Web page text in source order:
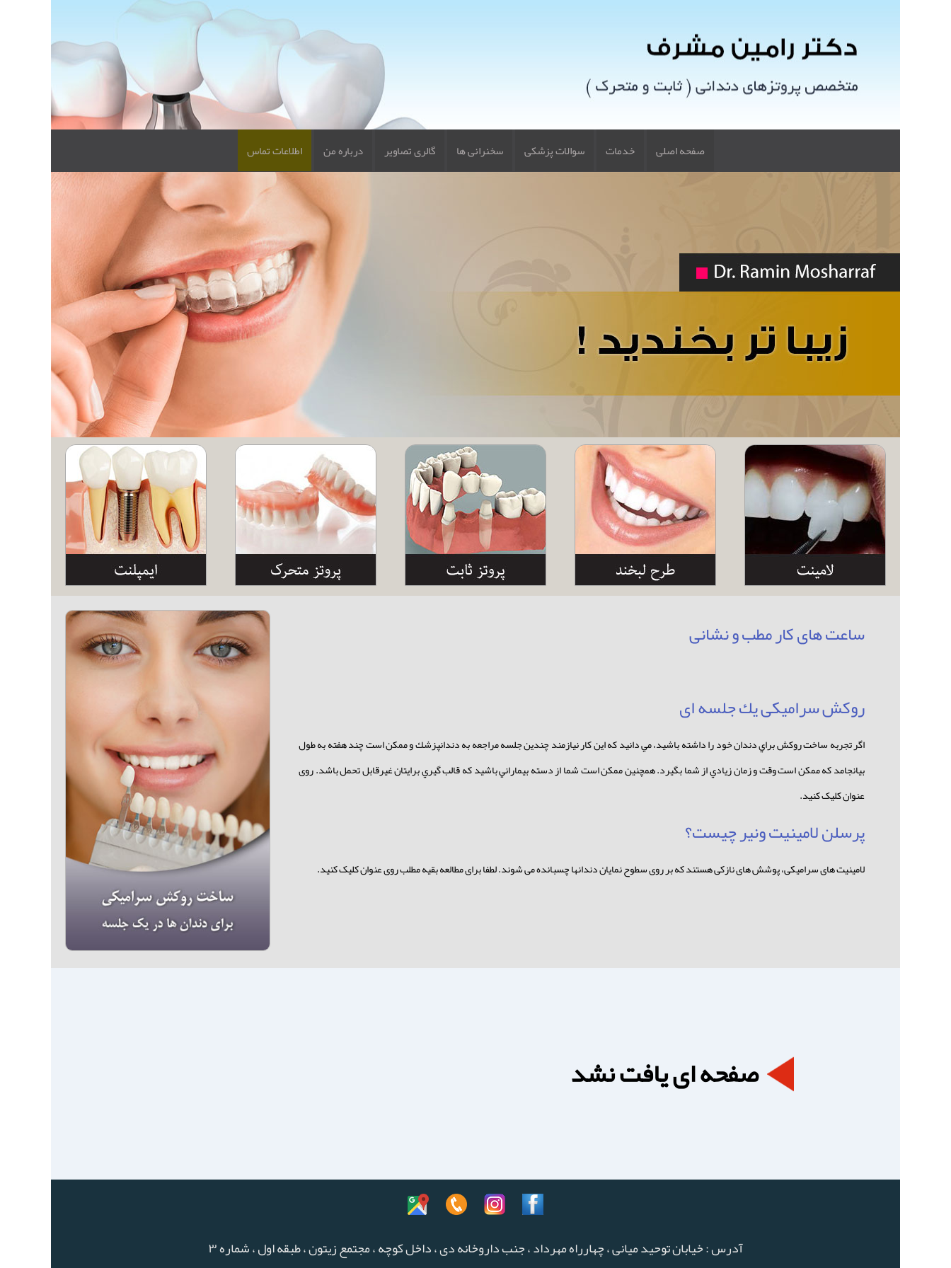
صفحه اصلی خدمات سوالات پزشکی سخنرانی ها گالری تصاویر درباره من اطلاعات تماس
ساعت های كار مطب و نشانی
روكش سراميكی يك جلسه ای
اگر تجربه ساخت روكش براي دندان خود را داشته باشيد، مي دانيد كه اين كار نيازمند چندين جلسه مراجعه به دندانپزشك و ممكن است چند هفته به طول
بيانجامد که ممكن است وقت و زمان زيادي از شما بگيرد. همچنين ممكن است شما از دسته بيماراني باشيد كه قالب گيري برايتان غيرقابل تحمل باشد. روی
عنوان کلیک کنید.
پرسلن لامینیت ونیر چیست؟
لامینیت های سرامیکی، پوشش های نازکی هستند که بر روی سطوح نمایان دندانها چسبانده می شوند. لطفا برای مطالعه بقیه مطلب روی عنوان کلیک کنید.
صفحه ای یافت نشد
آدرس : خيابان توحيد ميانی ، چهارراه مهرداد ، جنب داروخانه دی ، داخل كوچه ، مجتمع زيتون ، طبقه اول ، شماره ٣